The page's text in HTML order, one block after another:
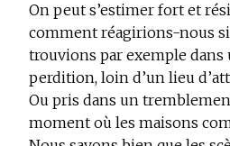
On peut s’estimer fort et
comment réagirions-nous
trouvions par exemple dans
perdition, loin d’un lieu
Ou pris dans un
moment où les maisons